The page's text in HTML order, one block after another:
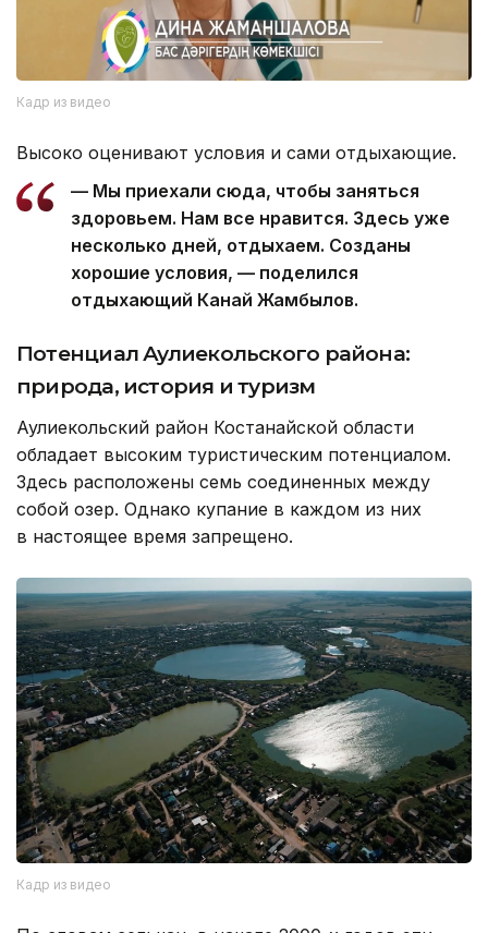
Кадр из видео
Высоко оценивают условия и сами отдыхающие.
— Мы приехали сюда, чтобы заняться
здоровьем. Нам все нравится. Здесь уже
несколько дней, отдыхаем. Созданы
хорошие условия, — поделился
отдыхающий Канай Жамбылов.
Потенциал Аулиекольского района:
природа, история и туризм
Аулиекольский район Костанайской области
обладает высоким туристическим потенциалом.
Здесь расположены семь соединенных между
собой озер. Однако купание в каждом из них
в настоящее время запрещено.
Кадр из видео